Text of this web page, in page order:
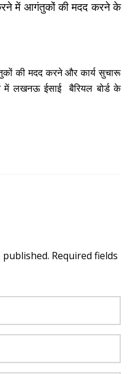
करने में आगंतुकों की मदद करने के
की मदद करने और कार्य सुचारू
में लखनऊ ईसाई बैरियल बोर्ड के
Required fields